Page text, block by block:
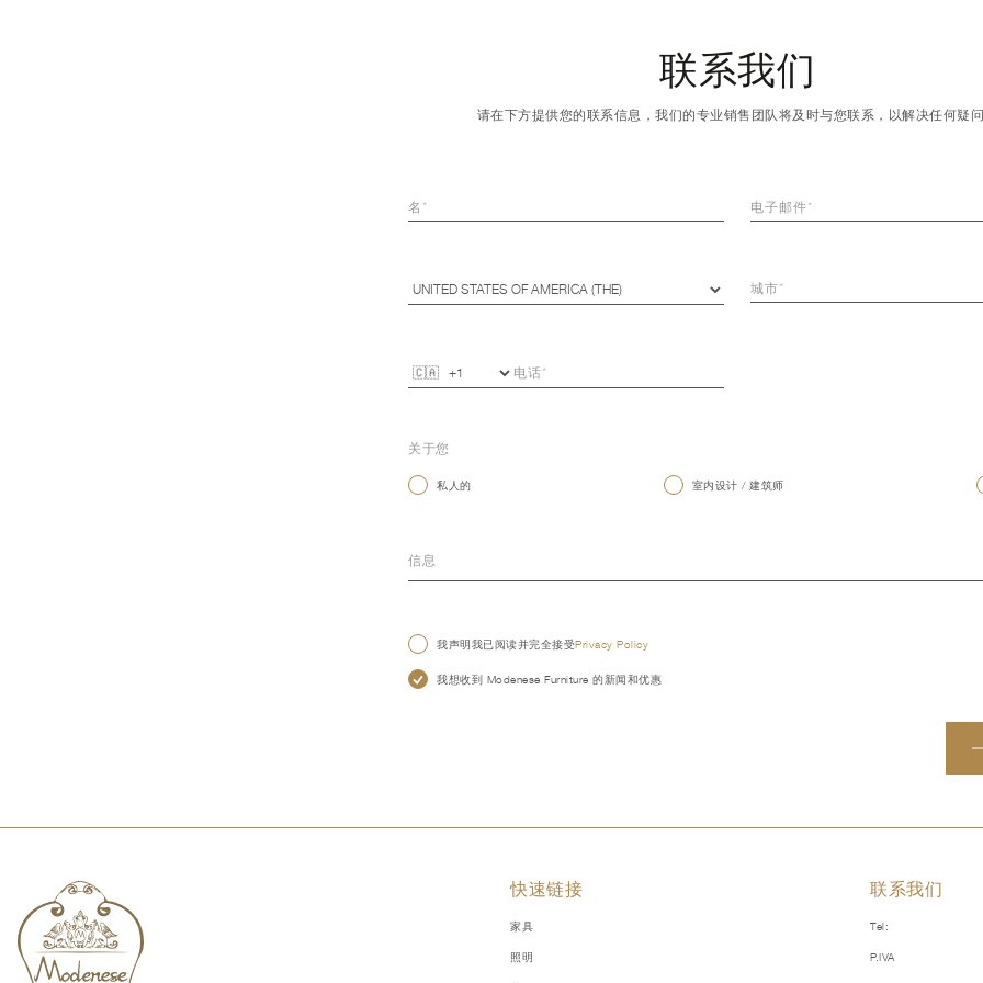
联系我们
请在下方提供您的联系信息，我们的专业销售团队将及时与您联系，以解决任何疑问
关于您
私人的 室内设计 / 建筑师
我声明我已阅读并完全接受Privacy Policy
我想收到 Modenese Furniture 的新闻和优惠
快速链接
家具
照明
联系我们
Tel:
P.IVA